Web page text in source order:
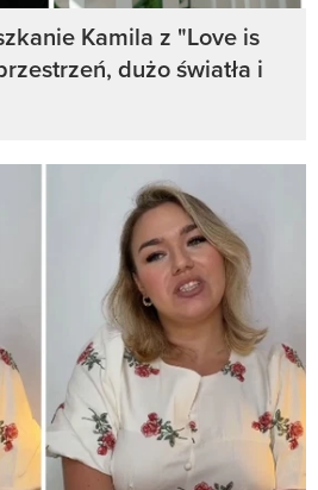
Kamila z "Love is
dużo światła i